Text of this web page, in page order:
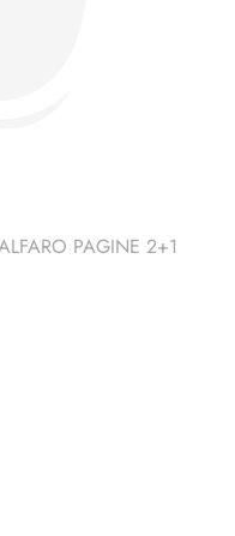
PAGINE 2+1